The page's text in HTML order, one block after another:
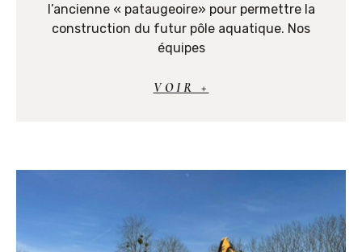
l’ancienne « pataugeoire» pour permettre la
construction du futur pôle aquatique. Nos
équipes
VOIR +